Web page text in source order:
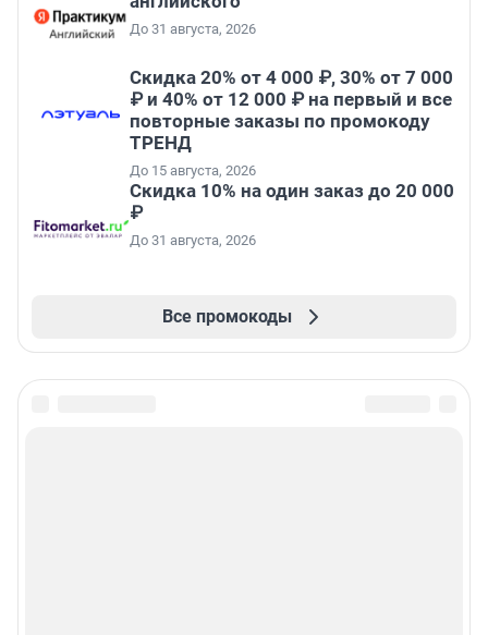
До 31 августа, 2026
Скидка 20% от 4 000 ₽, 30% от 7 000
₽ и 40% от 12 000 ₽ на первый и все
повторные заказы по промокоду
ТРЕНД
До 15 августа, 2026
Скидка 10% на один заказ до 20 000
₽
До 31 августа, 2026
Все промокоды